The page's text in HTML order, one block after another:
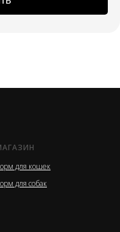
для кошек
для собак